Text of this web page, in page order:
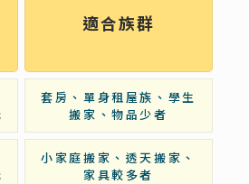
適合族群
套房、單身租屋族、學生
搬家、物品少者
小家庭搬家、透天搬家、
家具較多者